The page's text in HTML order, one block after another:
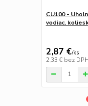
CU100 -
vodiac.
2,87 €/ks
2,33 € bez DPH